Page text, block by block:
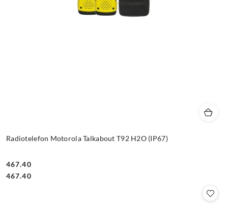
Radiotelefon Motorola Talkabout T92 H2O (IP67)
Cena:
467.40
Cena:
467.40